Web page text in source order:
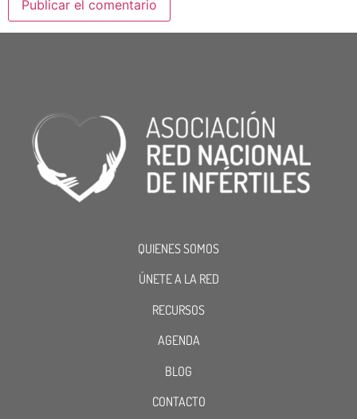
QUIENES SOMOS
ÚNETE A LA RED
RECURSOS
AGENDA
BLOG
CONTACTO